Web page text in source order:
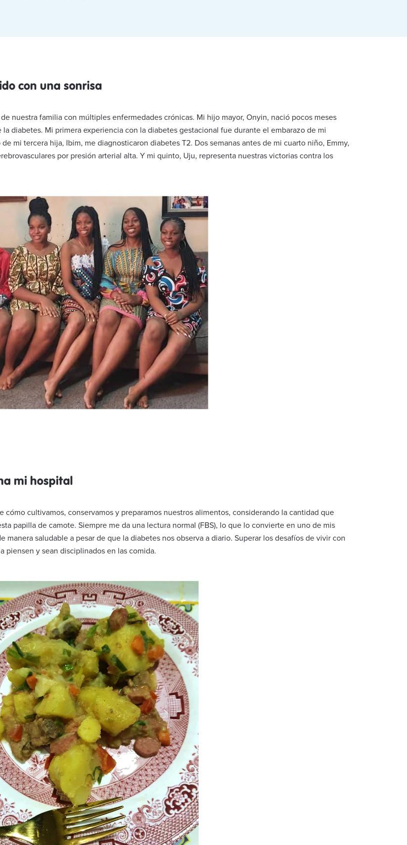
con una sonrisa
nuestra familia con múltiples enfermedades crónicas. Mi hijo mayor, Onyin, nació pocos meses
diabetes. Mi primera experiencia con la diabetes gestacional fue durante el embarazo de mi
mi tercera hija, Ibim, me diagnosticaron diabetes T2. Dos semanas antes de mi cuarto niño, Emmy,
por presión arterial alta. Y mi quinto, Uju, representa nuestras victorias contra los
mi hospital
cultivamos, conservamos y preparamos nuestros alimentos, considerando la cantidad que
papilla de camote. Siempre me da una lectura normal (FBS), lo que lo convierte en uno de mis
saludable a pesar de que la diabetes nos observa a diario. Superar los desafíos de vivir con
piensen y sean disciplinados en las comida.